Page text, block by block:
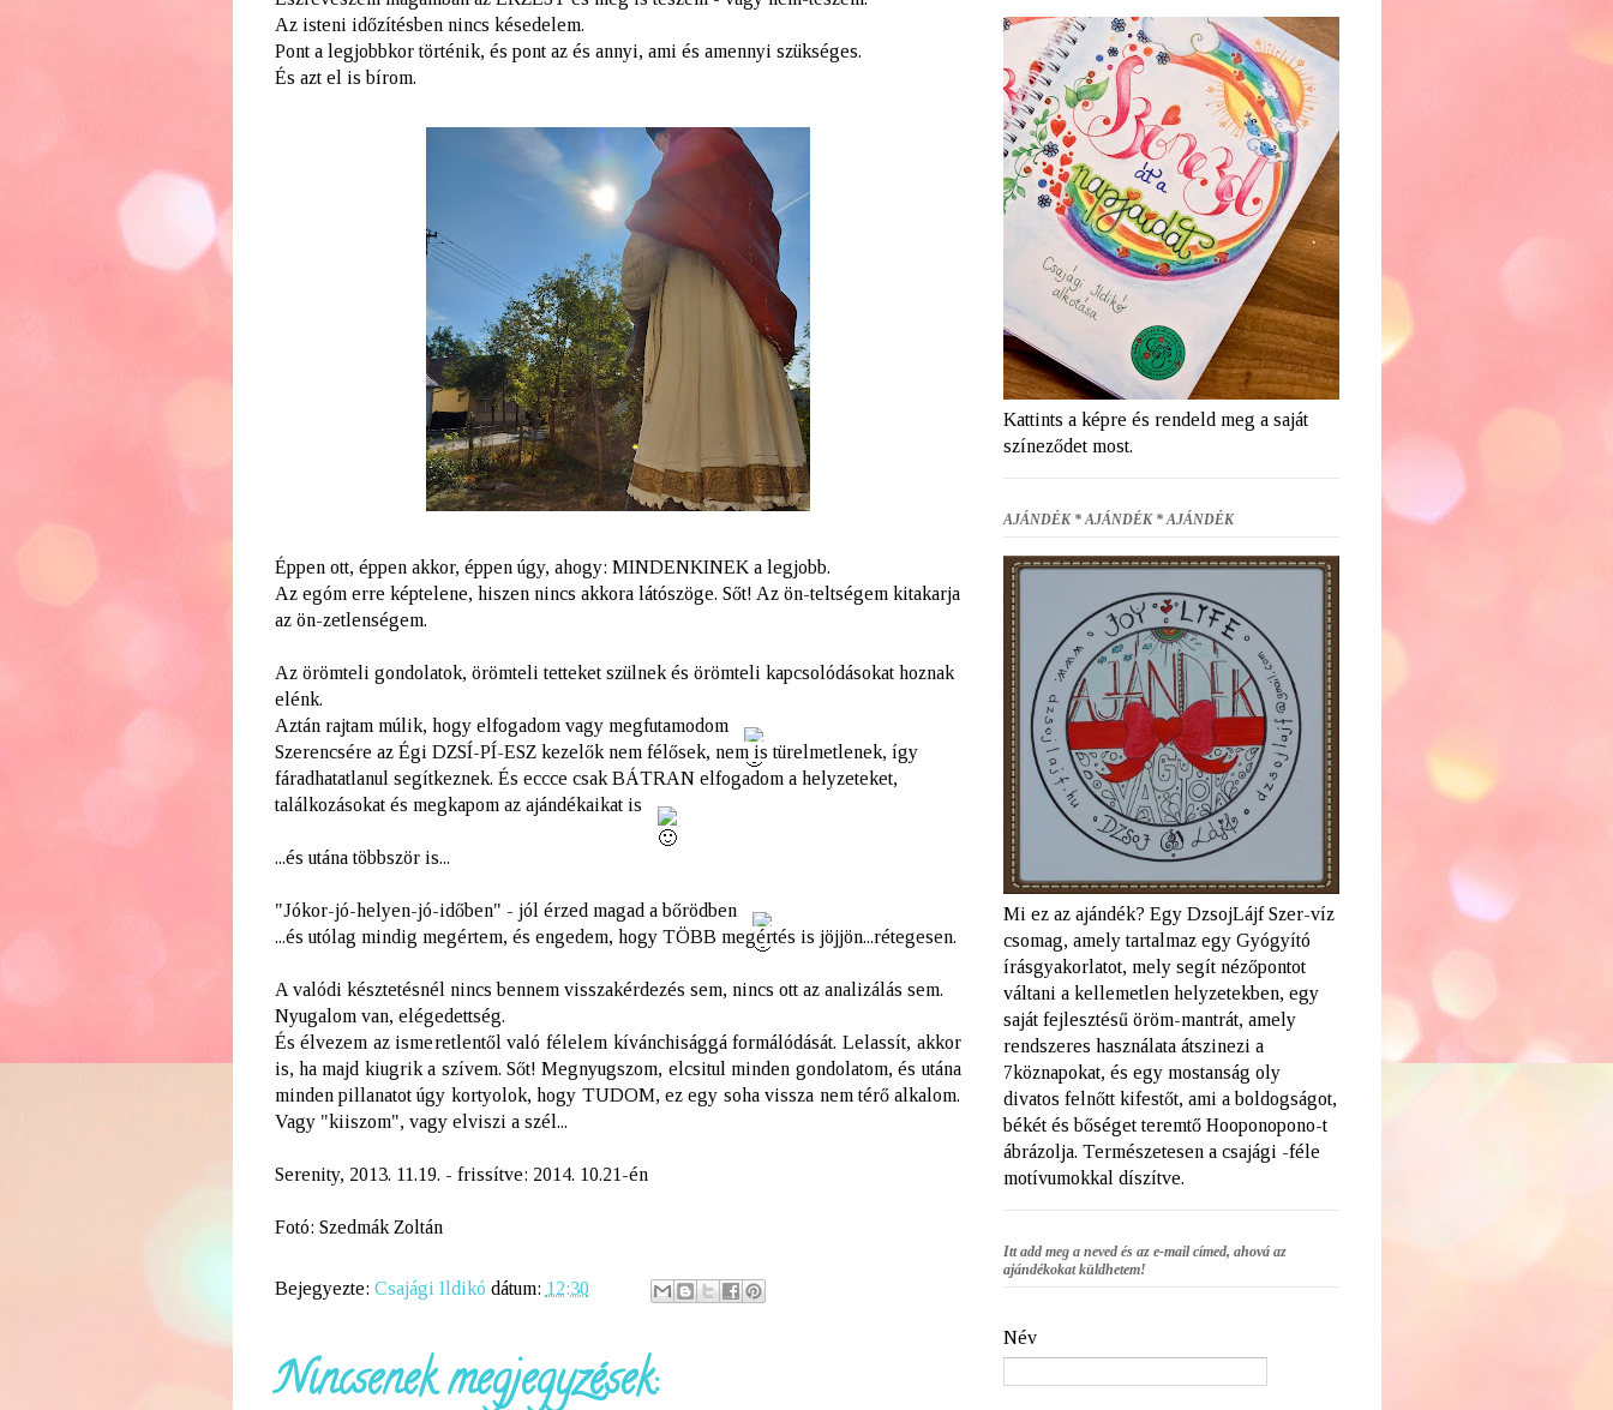
Az isteni időzítésben nincs késedelem.
Pont a legjobbkor történik, és pont az és annyi, ami és amennyi szükséges.
És azt el is bírom.
Éppen ott, éppen akkor, éppen úgy, ahogy: MINDENKINEK a legjobb.
Az egóm erre képtelene, hiszen nincs akkora látószöge. Sőt! Az ön-teltségem kitakarja
az ön-zetlenségem.
Az örömteli gondolatok, örömteli tetteket szülnek és örömteli kapcsolódásokat hoznak
elénk.
Aztán rajtam múlik, hogy elfogadom vagy megfutamodom
Szerencsére az Égi DZSÍ-PÍ-ESZ kezelők nem félősek, nem is türelmetlenek, így
fáradhatatlanul segítkeznek. És eccce csak BÁTRAN elfogadom a helyzeteket,
találkozásokat és megkapom az ajándékaikat is
...és utána többször is...
"Jókor-jó-helyen-jó-időben" - jól érzed magad a bőrödben
...és utólag mindig megértem, és engedem, hogy TÖBB megértés is jöjjön...rétegesen.
A valódi késztetésnél nincs bennem visszakérdezés sem, nincs ott az analizálás sem.
Nyugalom van, elégedettség.
És élvezem az ismeretlentől való félelem kívánchisággá formálódását. Lelassít, akkor
is, ha majd kiugrik a szívem. Sőt! Megnyugszom, elcsitul minden gondolatom, és utána
minden pillanatot úgy kortyolok, hogy TUDOM, ez egy soha vissza nem térő alkalom.
Vagy "kiiszom", vagy elviszi a szél...
Serenity, 2013. 11.19. - frissítve: 2014. 10.21-én
Fotó: Szedmák Zoltán
Bejegyezte: Csajági Ildikó dátum: 12:30
Nincsenek megjegyzések:
Kattints a képre és rendeld meg a saját
színeződet most.
AJÁNDÉK * AJÁNDÉK * AJÁNDÉK
Mi ez az ajándék? Egy DzsojLájf Szer-víz
csomag, amely tartalmaz egy Gyógyító
írásgyakorlatot, mely segít nézőpontot
váltani a kellemetlen helyzetekben, egy
saját fejlesztésű öröm-mantrát, amely
rendszeres használata átszinezi a
7köznapokat, és egy mostanság oly
divatos felnőtt kifestőt, ami a boldogságot,
békét és bőséget teremtő Hooponopono-t
ábrázolja. Természetesen a csajági -féle
motívumokkal díszítve.
Itt add meg a neved és az e-mail címed, ahová az
ajándékokat küldhetem!
Név